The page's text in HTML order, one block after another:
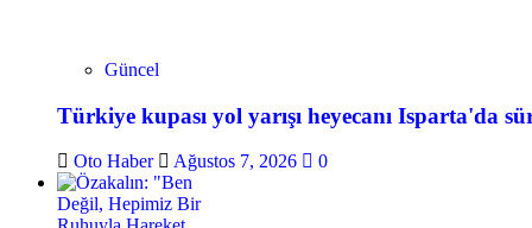
Güncel
Türkiye kupası yol yarışı heyecanı Isparta'da
Oto Haber Ağustos 7, 2026 0